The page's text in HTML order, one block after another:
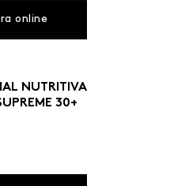
online
NUTRITIVA
30+